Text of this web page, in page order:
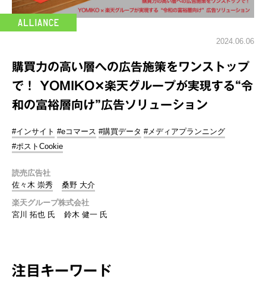
2024.06.06
購買力の高い層への広告施策をワンストップ
で！ YOMIKO✕楽天グループが実現する“令
和の富裕層向け”広告ソリューション
#インサイト #eコマース #購買データ #メディアプランニング
#ポストCookie
読売広告社
佐々木 崇秀
桑野 大介
楽天グループ株式会社
宮川 拓也 氏
鈴木 健一 氏
注目キーワード